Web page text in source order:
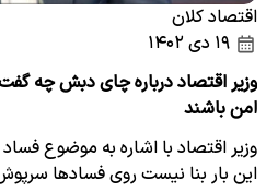
اقتصاد کلان
وزیر اقتصاد درباره چای دبش چه
امن باشند
وزیر اقتصاد با اشاره به موضوع
این بار بنا نیست روی فسادها